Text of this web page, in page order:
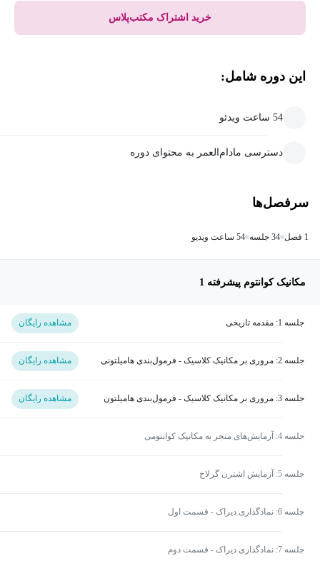
خرید اشتراک مکتب‌پلاس
این دوره شامل:
54 ساعت ویدئو
دسترسی مادام‌العمر به محتوای دوره
سرفصل‌ها
1 فصل 34 جلسه 54 ساعت ویدیو
مکانیک کوانتوم پیشرفته 1
جلسه 1: مقدمه تاریخی مشاهده رایگان
جلسه 2: مروری بر مکانیک کلاسیک - فرمول‌بندی هامیلتونی مشاهده رایگان
جلسه 3: مروری بر مکانیک کلاسیک - فرمول‌بندی هامیلتون
مشاهده رایگان
جلسه 4: آزمایش‌های منجر به مکانیک کوانتومی
جلسه 5: آزمایش اشترن گرلاخ
جلسه 6: نمادگذاری دیراک - قسمت اول
جلسه 7: نمادگذاری دیراک - قسمت دوم